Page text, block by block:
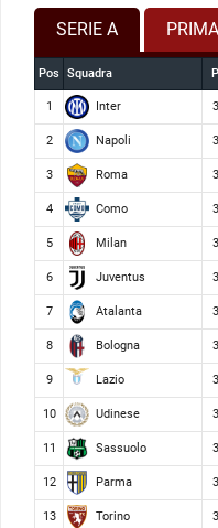
SERIE A
Pos Squadra
1 Inter
2 Napoli
3 Roma
4 Como
5 Milan
6 Juventus
7 Atalanta
8 Bologna
9 Lazio
10 Udinese
11 Sassuolo
12 Parma
13 Torino